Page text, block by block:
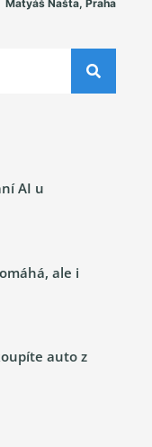
Matyáš Našta, Praha
AI u
ale i
auto z